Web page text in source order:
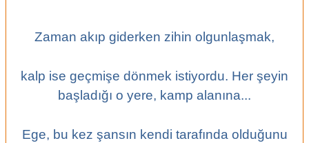
Zaman akıp giderken zihin olgunlaşmak,
kalp ise geçmişe dönmek istiyordu. Her şeyin
başladığı o yere, kamp alanına...
Ege, bu kez şansın kendi tarafında olduğunu